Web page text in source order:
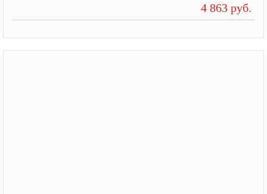
4 863 руб.